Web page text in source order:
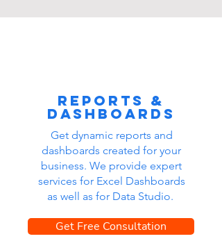
Reports &
dashboards
Get dynamic reports and
dashboards created for your
business. We provide expert
services for Excel Dashboards
as well as for Data Studio.
Get Free Consultation